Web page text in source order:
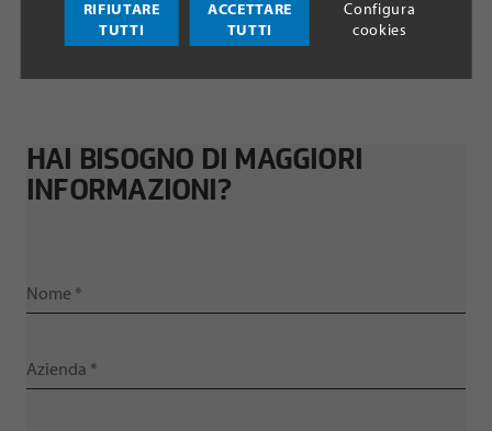
HAI BISOGNO DI MAGGIORI
INFORMAZIONI?
RIFIUTARE
TUTTI
ACCETTARE
TUTTI
Configura
cookies